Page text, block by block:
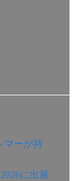
マーが持
に出展